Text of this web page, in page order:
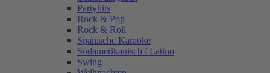
Partyhits
Rock & Pop
Rock & Roll
Spanische Karaoke
Südamerikanisch / Latino
Swing